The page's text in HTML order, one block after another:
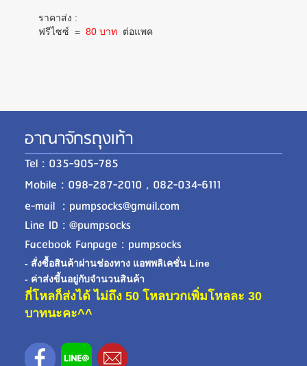
ราคาส่ง :
ฟรีไซซ์ = 80 บาท ต่อแพค
อาณาจักรถุงเท้า
Tel : 035-905-785
Mobile : 098-287-2010 , 082-034-6111
e-mail : pumpsocks@gmail.com
Line ID : @pumpsocks
Facebook Fanpage : pumpsocks
- สั่งซื้อสินค้าผ่านช่องทาง แอพพลิเคชั่น Line
- ค่าส่งขี้นอยู่กับจำนวนสินค้า
กี่โหลก็ส่งได้ ไม่ถึง 50 โหลบวกเพิ่มโหลละ 30
บาทนะคะ^^